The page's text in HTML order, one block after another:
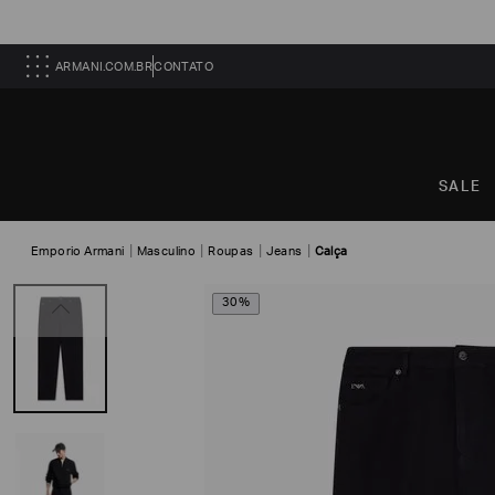
ARMANI.COM.BRCONTATO
SALE
Emporio Armani Masculino Roupas Jeans Calça
30%